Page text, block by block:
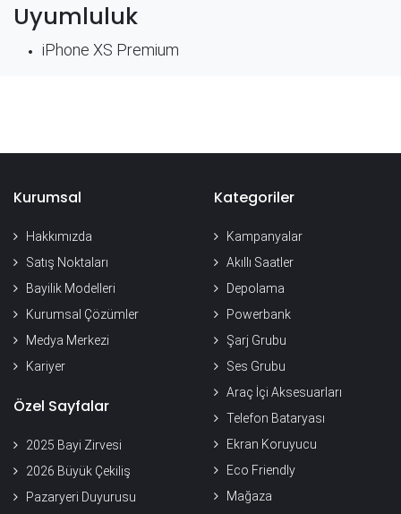
Uyumluluk
iPhone XS Premium
Kurumsal
Hakkımızda
Satış Noktaları
Bayilik Modelleri
Kurumsal Çözümler
Medya Merkezi
Kariyer
Özel Sayfalar
2025 Bayi Zirvesi
2026 Büyük Çekiliş
Pazaryeri Duyurusu
Kategoriler
Kampanyalar
Akıllı Saatler
Depolama
Powerbank
Şarj Grubu
Ses Grubu
Araç İçi Aksesuarları
Telefon Bataryası
Ekran Koruyucu
Eco Friendly
Mağaza